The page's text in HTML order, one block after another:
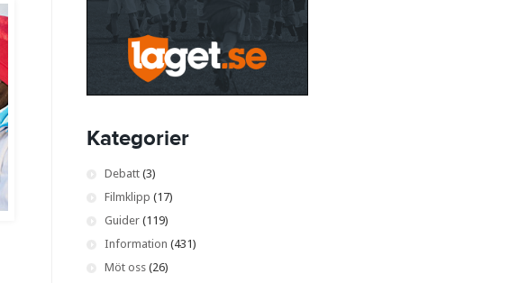
Kategorier
Debatt (3)
Filmklipp (17)
Guider (119)
Information (431)
Möt oss (26)